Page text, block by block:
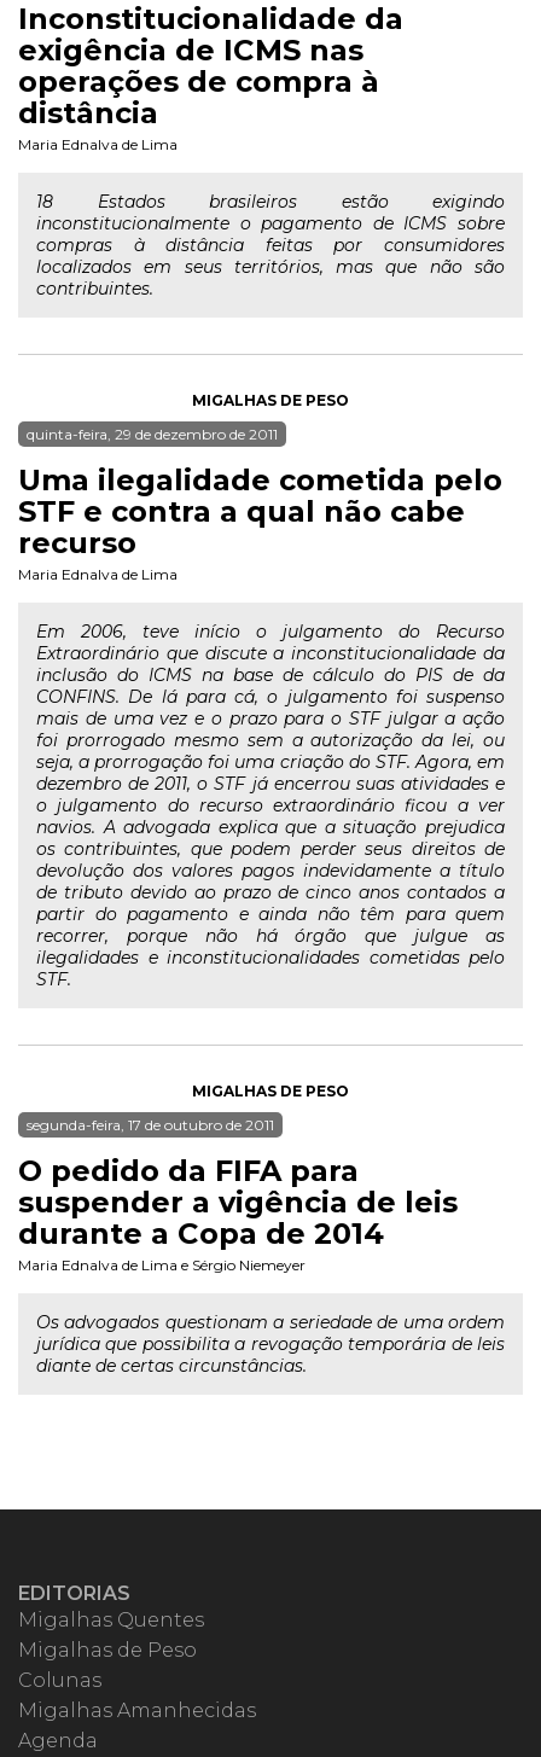
Inconstitucionalidade da
exigência de ICMS nas
operações de compra à
distância
Maria Ednalva de Lima
18 Estados brasileiros estão exigindo
inconstitucionalmente o pagamento de ICMS sobre
compras à distância feitas por consumidores
localizados em seus territórios, mas que não são
contribuintes.
MIGALHAS DE PESO
quinta-feira, 29 de dezembro de 2011
Uma ilegalidade cometida pelo
STF e contra a qual não cabe
recurso
Maria Ednalva de Lima
Em 2006, teve início o julgamento do Recurso
Extraordinário que discute a inconstitucionalidade da
inclusão do ICMS na base de cálculo do PIS de da
CONFINS. De lá para cá, o julgamento foi suspenso
mais de uma vez e o prazo para o STF julgar a ação
foi prorrogado mesmo sem a autorização da lei, ou
seja, a prorrogação foi uma criação do STF. Agora, em
dezembro de 2011, o STF já encerrou suas atividades e
o julgamento do recurso extraordinário ficou a ver
navios. A advogada explica que a situação prejudica
os contribuintes, que podem perder seus direitos de
devolução dos valores pagos indevidamente a título
de tributo devido ao prazo de cinco anos contados a
partir do pagamento e ainda não têm para quem
recorrer, porque não há órgão que julgue as
ilegalidades e inconstitucionalidades cometidas pelo
STF.
MIGALHAS DE PESO
segunda-feira, 17 de outubro de 2011
O pedido da FIFA para
suspender a vigência de leis
durante a Copa de 2014
Maria Ednalva de Lima e Sérgio Niemeyer
Os advogados questionam a seriedade de uma ordem
jurídica que possibilita a revogação temporária de leis
diante de certas circunstâncias.
EDITORIAS
Migalhas Quentes
Migalhas de Peso
Colunas
Migalhas Amanhecidas
Agenda